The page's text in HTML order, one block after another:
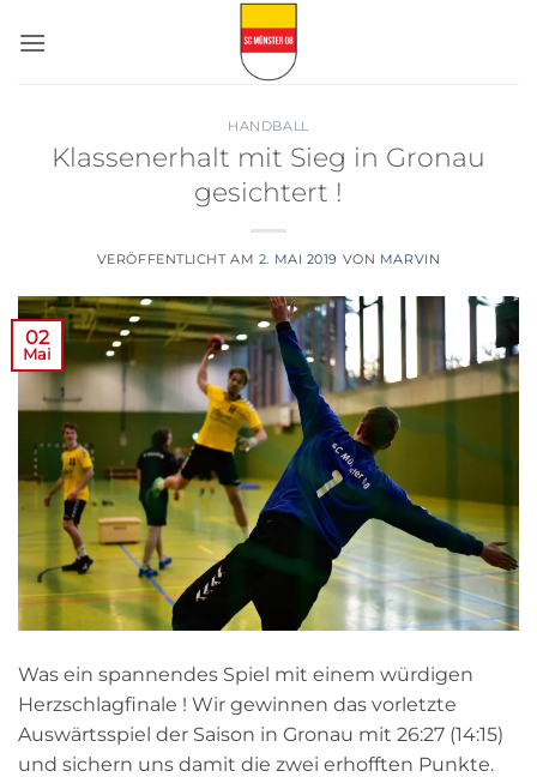
Inhalt
HANDBALL
Klassenerhalt mit Sieg in Gronau
gesichtert !
VERÖFFENTLICHT AM 2. MAI 2019 VON MARVIN
02
Mai
Was ein spannendes Spiel mit einem würdigen
Herzschlagfinale ! Wir gewinnen das vorletzte
Auswärtsspiel der Saison in Gronau mit 26:27 (14:15)
und sichern uns damit die zwei erhofften Punkte.